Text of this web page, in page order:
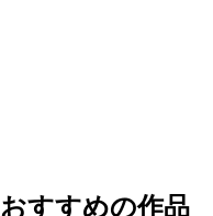
すすめの作品